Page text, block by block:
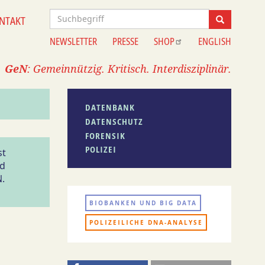
Suche
Information
NEWSLETTER PRESSE SHOP ENGLISH
GeN: Gemeinnützig. Kritisch. Interdisziplinär.
DATENBANK
DATENSCHUTZ
FORENSIK
POLIZEI
BIOBANKEN UND BIG DATA
POLIZEILICHE DNA-ANALYSE